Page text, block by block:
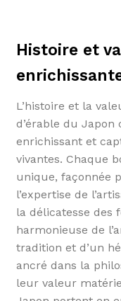
Histoire et
L’histoire et la
d’érable du
enrichissant et
vivantes. Chaque
unique, façonnée
l’expertise de
la délicatesse des
harmonieuse de
tradition et d’un
ancré dans la
leur valeur